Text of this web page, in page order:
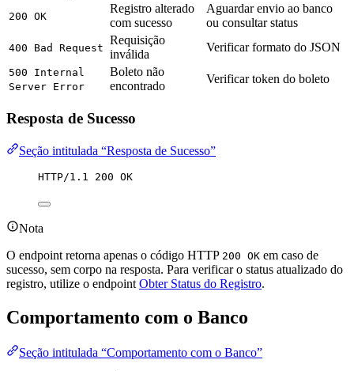
200 OK
Registro alterado
com sucesso
Aguardar envio ao banco
ou consultar status
400 Bad Request
Requisição
inválida
Verificar formato do JSON
500 Internal
Server Error
Boleto não
encontrado
Verificar token do boleto
Resposta de Sucesso
Seção intitulada “Resposta de Sucesso”
HTTP/1.1 200 OK
Nota
O endpoint retorna apenas o código HTTP 200 OK em caso de
sucesso, sem corpo na resposta. Para verificar o status atualizado do
registro, utilize o endpoint Obter Status do Registro.
Comportamento com o Banco
Seção intitulada “Comportamento com o Banco”